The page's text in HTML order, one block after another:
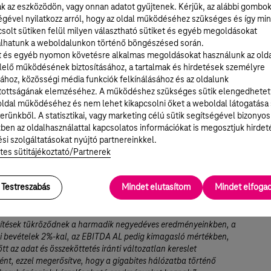
cash flow éves szinten 71,4 milliárd forinttal, 179,8 milliárd forintra nőtt
kilenc hónapjában. A javulást elsősorban a jövedelmezőség jelentős
a működőtőke kedvezőbb alakulása, valamint a ViDaNet
befolyt cash flow hatása eredményezte..
a Magyar Telekom vezérigazgatója, elmondta:
be a stratégiai célkitűzéseink elérése felé a harmadik
tett előrelépésekről. Gigabites hálózatunkat tovább
ezáltal lehetővé téve, hogy még több ügyfél élvezhesse a
és a kimagasló összeköttetés élményét. A
és az ügyfélelégedettségre való erős fókusz vezetett
szeptemberben frissítettük vezetékes portfóliónkat, megadva az
a rugalmasságot, hogy az alap szolgáltatásokhoz kiegészítő
hozzáadva saját igényükre szabják előfizetésüket – úgy,
ajánlatoknál megtehetik.
tükröződnek a harmadik negyedéves eredményeinkben, a
2%-kal, az EBITDA AL pedig kimagasló mértékben,
az adat és összeköttetés iránti változatlan kereslet
ezzel megerősítve, hogy a gigabites hálózatba történő
az eszközödön, vagy onnan adatot gyűjtenek. Kérjük, az alábbi
nyilatkozz arról, hogy az oldal működéséhez szükséges és így
sütiken felül milyen választható sütiket és egyéb megoldásokat
a weboldalunkon történő böngészésed során.
és egyéb nyomon követésre alkalmas megoldásokat használunk az
működésének biztosításához, a tartalmak és hirdetések személyre
közösségi média funkciók felkínálásához és az oldalunk
elemzéséhez. A működéshez szükséges sütik
működéséhez és nem lehet kikapcsolni őket a weboldal látogatása
A statisztikai, vagy marketing célú sütik segítségével bizonyos
az oldalhasználattal kapcsolatos információkat is megosztjuk
szolgáltatásokat nyújtó partnereinkkel.
sütitájékoztató/Partnerek
Testreszabás Mindet elutasítom Mindet